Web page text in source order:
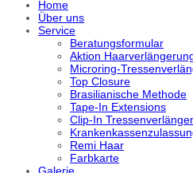
Home
Über uns
Service
Beratungsformular
Aktion
Microring-
Top Closure
Brasilianische Methode
Tape-In Extensions
Clip-In
Remi Haar
Farbkarte